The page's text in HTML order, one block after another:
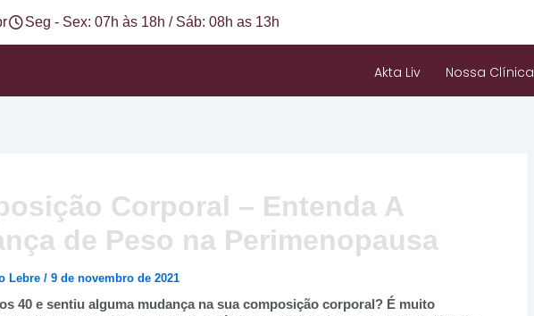
Seg - Sex: 07h às 18h / Sáb: 08h as 13h
Akta Liv Nossa Clínica
Corporal – Entenda A
de Peso na Perimenopausa
Lebre / 9 de novembro de 2021
40 e sentiu alguma mudança na sua composição corporal? É muito